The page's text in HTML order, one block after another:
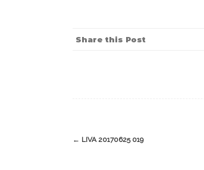
Share this Post
← LIVA 20170625 019